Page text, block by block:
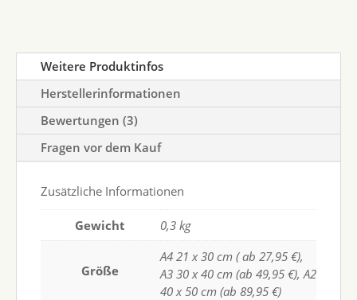
Weitere Produktinfos
Herstellerinformationen
Bewertungen (3)
Fragen vor dem Kauf
Zusätzliche Informationen
Gewicht 0,3 kg
Größe
A4 21 x 30 cm ( ab 27,95 €),
A3 30 x 40 cm (ab 49,95 €), A2
40 x 50 cm (ab 89,95 €)